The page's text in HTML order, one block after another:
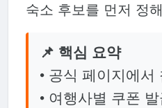
숙소 후보를 먼저 정
📌 핵심 요약
• 공식 페이지에서
• 여행사별 쿠폰